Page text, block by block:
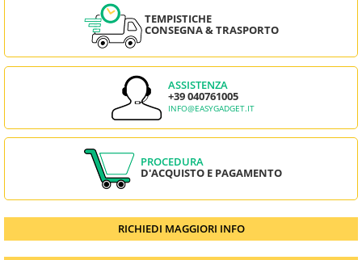
TEMPISTICHE
CONSEGNA & TRASPORTO
ASSISTENZA
+39 040761005
INFO@EASYGADGET.IT
PROCEDURA
D'ACQUISTO E PAGAMENTO
RICHIEDI MAGGIORI INFO